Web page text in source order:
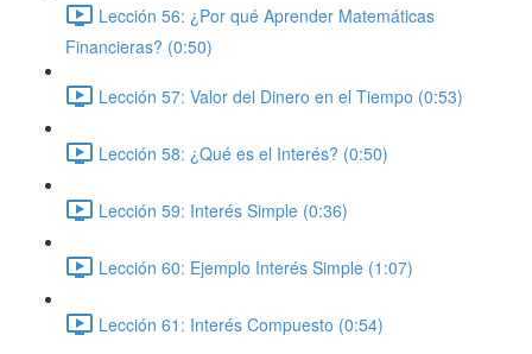
Lección 56: ¿Por qué Aprender Matemáticas
Financieras? (0:50)
Lección 57: Valor del Dinero en el Tiempo (0:53)
Lección 58: ¿Qué es el Interés? (0:50)
Lección 59: Interés Simple (0:36)
Lección 60: Ejemplo Interés Simple (1:07)
Lección 61: Interés Compuesto (0:54)